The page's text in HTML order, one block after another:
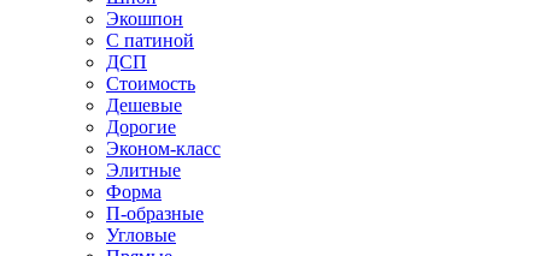
Экошпон
С патиной
ДСП
Стоимость
Дешевые
Дорогие
Эконом-класс
Элитные
Форма
П-образные
Угловые